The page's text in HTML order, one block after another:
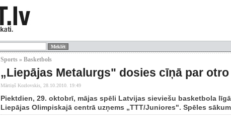
Sports » Basketbols
„Liepājas Metalurgs" dosies cīņā par
Mārtiņš Kozlovskis, 28.10.2010. 19:49
Piektdien, 29. oktobrī, mājas spēli Latvijas sieviešu basketbola
Liepājas Olimpiskajā centrā uzņems „TTT/Juniores". Spēles